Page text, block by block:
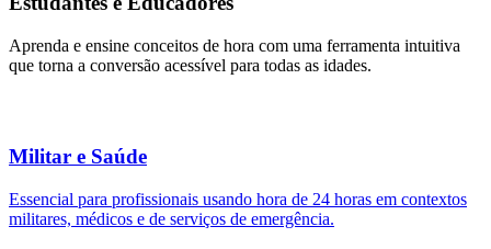
Aprenda e ensine conceitos de hora com uma ferramenta intuitiva
que torna a conversão acessível para todas as idades.
Militar e Saúde
Essencial para profissionais usando hora de 24 horas em contextos
militares, médicos e de serviços de emergência.